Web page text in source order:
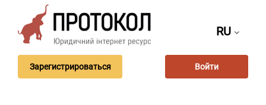
RU
Зарегистрироваться Войти